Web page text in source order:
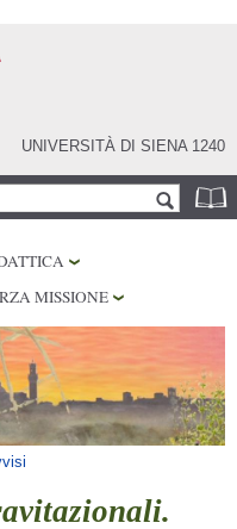
UNIVERSITÀ DI SIENA 1240
di ricerca
MISSIONE